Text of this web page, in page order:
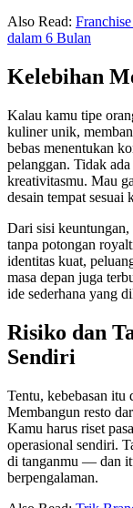
Also Read:
dalam 6 Bulan
Kelebihan
Kalau kamu tipe
kuliner unik,
bebas menentukan
pelanggan. Tidak
kreativitasmu. Mau
desain tempat sesuai
Dari sisi
tanpa potongan
identitas kuat,
masa depan juga
ide sederhana yang
Risiko dan
Sendiri
Tentu, kebebasan itu
Membangun resto
Kamu harus riset
operasional sendiri.
di tanganmu — dan
berpengalaman.